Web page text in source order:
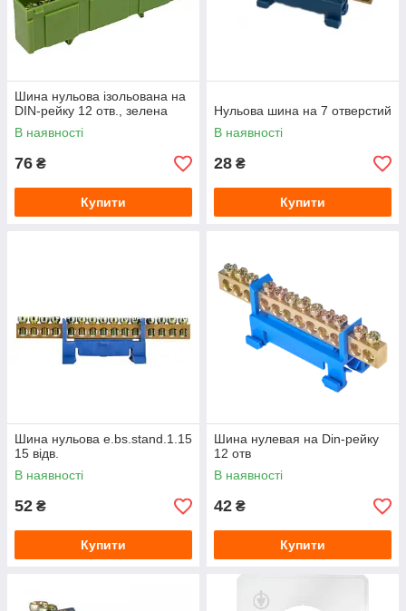
Шина нульова ізольована на
DIN-рейку 12 отв., зелена
В наявності
76 ₴
Купити
Нульова шина на 7 отверстий
В наявності
28 ₴
Купити
Шина нульова e.bs.stand.1.15
15 відв.
В наявності
52 ₴
Купити
Шина нулевая на Din-рейку
12 отв
В наявності
42 ₴
Купити